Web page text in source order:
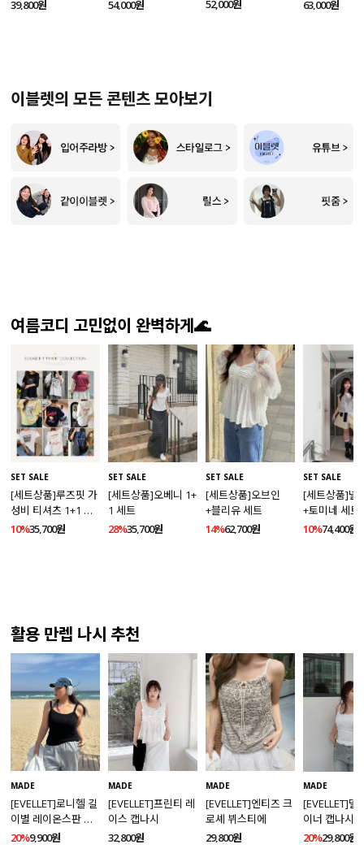
39,800원 54,000원 52,000원 63,000원
이블렛의 모든 콘텐츠 모아보기
여름코디 고민없이 완벽하게🌊
SET SALE
[세트상품]루즈핏 가
성비 티셔츠 1+1 세
트
10%35,700원
SET SALE
[세트상품]오베니 1+
1 세트
28%35,700원
SET SALE
[세트상품]오브인
+블리유 세트
14%62,700원
SET SALE
[세트상품]넬
+토미네 세트
10%74,400원
활용 만렙 나시 추천
MADE
[EVELLET]로니헬 길
이별 레이온스판 끈
나시
20%9,900원
MADE
[EVELLET]프린티 레
이스 캡나시
32,800원
MADE
[EVELLET]엔티즈 크
로셰 뷔스티에
29,800원
MADE
[EVELLET]델
이너 캡나시
20%29,800원